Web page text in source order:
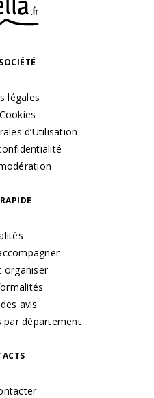
légales
d’Utilisation
organiser
avis
par département